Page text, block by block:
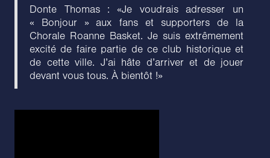
Donte Thomas : «Je voudrais adresser un
« Bonjour » aux fans et supporters de la
Chorale Roanne Basket. Je suis extrêmement
excité de faire partie de ce club historique et
de cette ville. J’ai hâte d’arriver et de jouer
devant vous tous. À bientôt !»